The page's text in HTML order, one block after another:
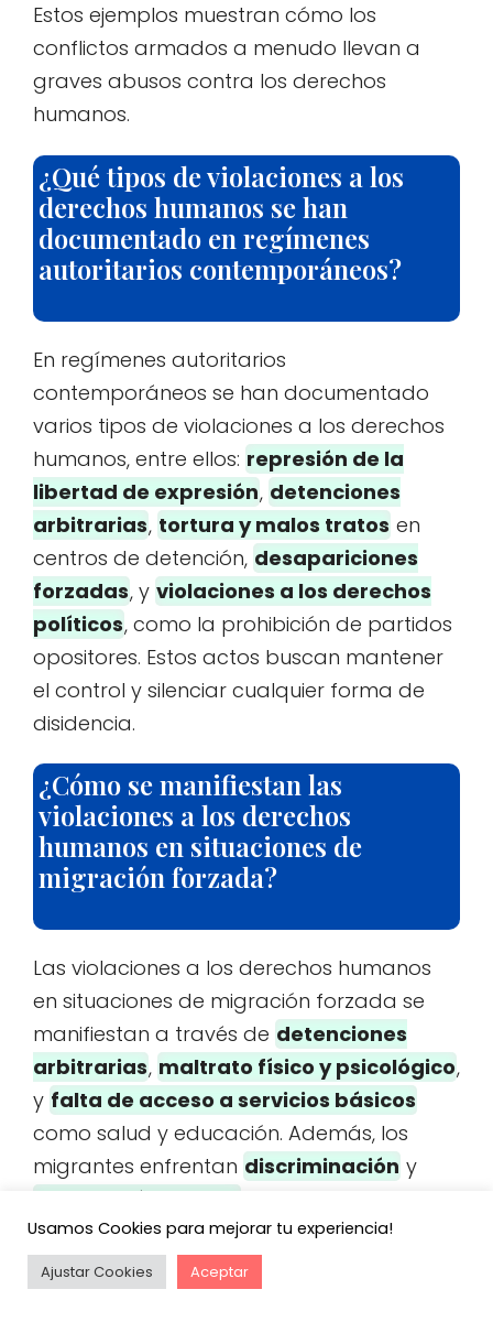
Estos ejemplos muestran cómo los
conflictos armados a menudo llevan a
graves abusos contra los derechos
humanos.
¿Qué tipos de violaciones a los
derechos humanos se han
documentado en regímenes
autoritarios contemporáneos?
En regímenes autoritarios
contemporáneos se han documentado
varios tipos de violaciones a los derechos
humanos, entre ellos: represión de la
libertad de expresión, detenciones
arbitrarias, tortura y malos tratos en
centros de detención, desapariciones
forzadas, y violaciones a los derechos
políticos, como la prohibición de partidos
opositores. Estos actos buscan mantener
el control y silenciar cualquier forma de
disidencia.
¿Cómo se manifiestan las
violaciones a los derechos
humanos en situaciones de
migración forzada?
Las violaciones a los derechos humanos
en situaciones de migración forzada se
manifiestan a través de detenciones
arbitrarias, maltrato físico y psicológico,
y falta de acceso a servicios básicos
como salud y educación. Además, los
migrantes enfrentan discriminación y
explotación laboral
destino, lo que agrava su vulnerabilidad.
¿Qué papel juegan las
Usamos Cookies para mejorar tu experiencia!
Ajustar Cookies Aceptar